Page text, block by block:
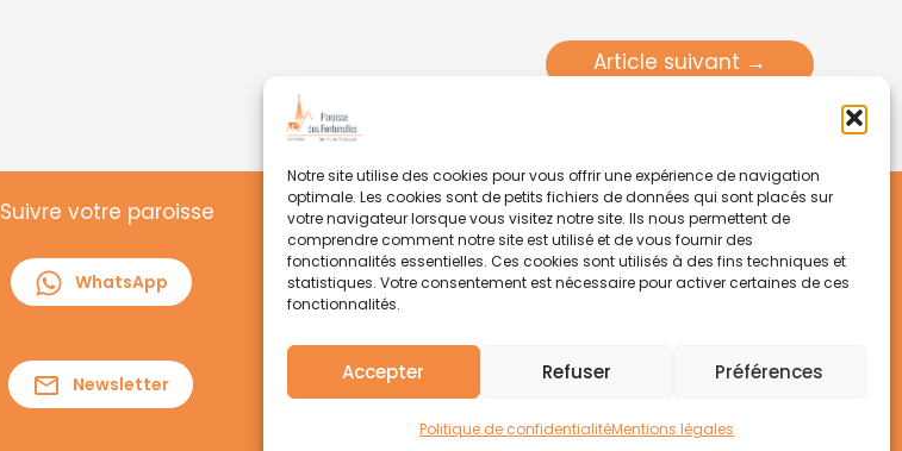
Notre site utilise des cookies pour vous offrir une expérience de navigation
optimale. Les cookies sont de petits fichiers de données qui sont placés sur
votre navigateur lorsque vous visitez notre site. Ils nous permettent de
comprendre comment notre site est utilisé et de vous fournir des
fonctionnalités essentielles. Ces cookies sont utilisés à des fins techniques et
statistiques. Votre consentement est nécessaire pour activer certaines de ces
fonctionnalités.
Accepter Refuser Préférences
Politique de confidentialitéMentions légales
Article suivant →
Suivre votre paroisse
WhatsApp
Newsletter
Soutenir votre paroisse
Faire un don